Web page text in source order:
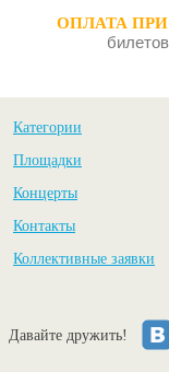
ОПЛАТА
Категории
Площадки
Концерты
Контакты
Коллективные заявки
Давайте дружить!